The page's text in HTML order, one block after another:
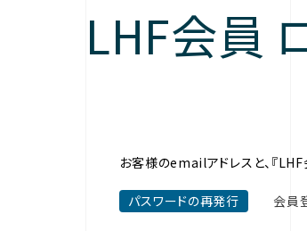
LHF会員
お客様のemailアドレスと、『
パスワードの再発行 会員